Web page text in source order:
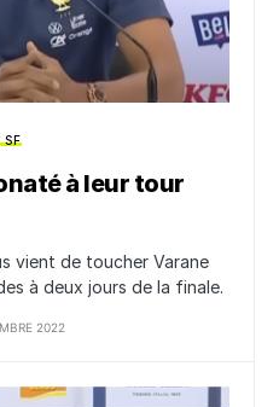
SF
à leur tour
vient de toucher Varane
à deux jours de la finale.
2022